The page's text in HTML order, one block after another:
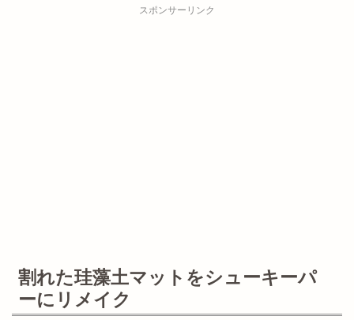
スポンサーリンク
割れた珪藻土マットをシューキーパ
ーにリメイク